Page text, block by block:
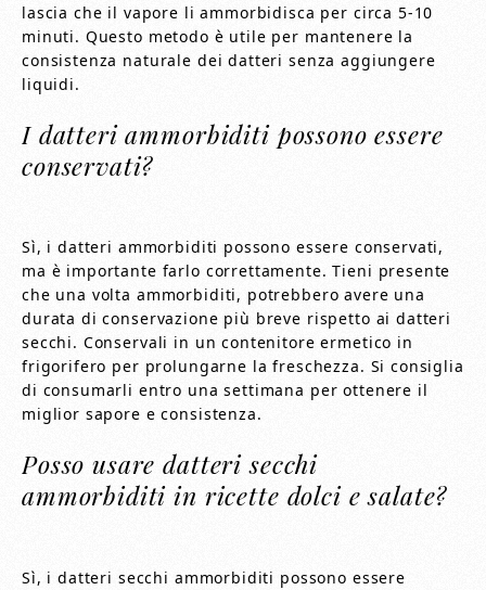
lascia che il vapore li ammorbidisca per circa 5-10
minuti. Questo metodo è utile per mantenere la
consistenza naturale dei datteri senza aggiungere
liquidi.
I datteri ammorbiditi possono essere
conservati?
Sì, i datteri ammorbiditi possono essere conservati,
ma è importante farlo correttamente. Tieni presente
che una volta ammorbiditi, potrebbero avere una
durata di conservazione più breve rispetto ai datteri
secchi. Conservali in un contenitore ermetico in
frigorifero per prolungarne la freschezza. Si consiglia
di consumarli entro una settimana per ottenere il
miglior sapore e consistenza.
Posso usare datteri secchi
ammorbiditi in ricette dolci e salate?
Sì, i datteri secchi ammorbiditi possono essere